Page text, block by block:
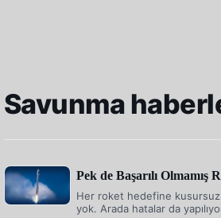
Savunma
Pek de Başarılı Olmamış
Her roket hedefine
yok. Arada hatalar da